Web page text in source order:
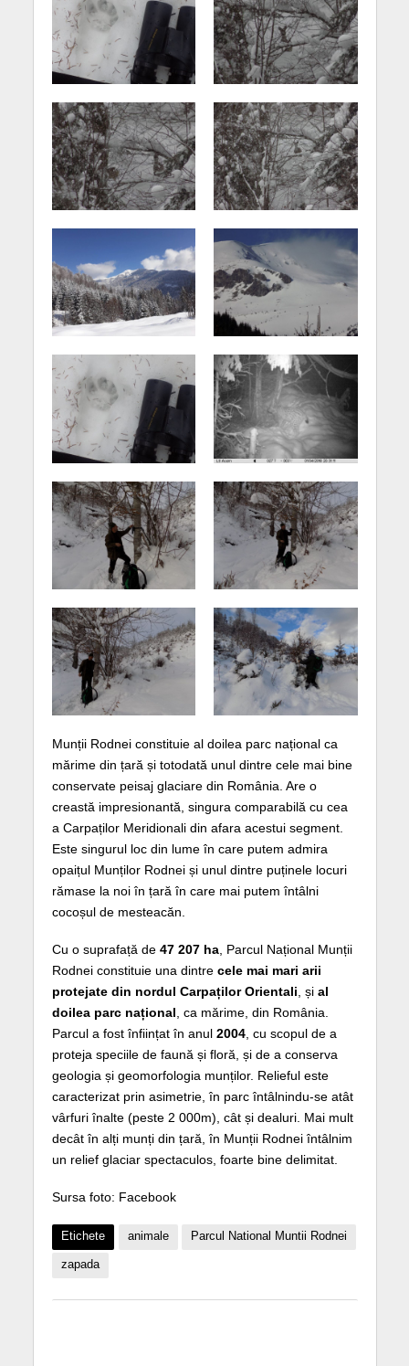
Munții Rodnei constituie al doilea parc național ca
mărime din țară și totodată unul dintre cele mai bine
conservate peisaj glaciare din România. Are o
creastă impresionantă, singura comparabilă cu cea
a Carpaților Meridionali din afara acestui segment.
Este singurul loc din lume în care putem admira
opaițul Munților Rodnei și unul dintre puținele locuri
rămase la noi în țară în care mai putem întâlni
cocoșul de mesteacăn.
Cu o suprafață de 47 207 ha, Parcul Național Munții
Rodnei constituie una dintre cele mai mari arii
protejate din nordul Carpaților Orientali , și al
doilea parc național , ca mărime, din România.
Parcul a fost înființat în anul 2004, cu scopul de a
proteja speciile de faună și floră, și de a conserva
geologia și geomorfologia munților. Relieful este
caracterizat prin asimetrie, în parc întâlnindu-se atât
vârfuri înalte (peste 2 000m), cât și dealuri. Mai mult
decât în alți munți din țară, în Munții Rodnei întâlnim
un relief glaciar spectaculos, foarte bine delimitat.
Sursa foto: Facebook
Etichete animale Parcul National Muntii Rodnei
zapada